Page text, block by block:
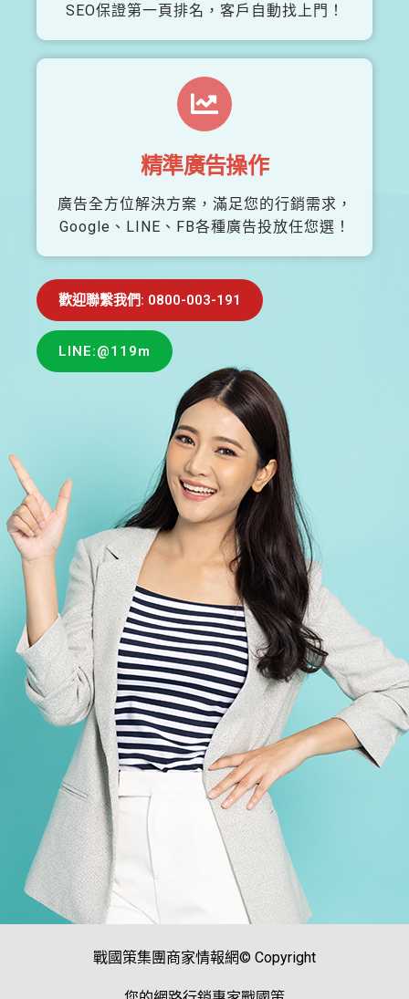
SEO保證第一頁排名，客戶自動找上門！
精準廣告操作
廣告全方位解決方案，滿足您的行銷需求，
Google、LINE、FB各種廣告投放任您選！
歡迎聯繫我們: 0800-003-191
LINE:@119m
戰國策集團商家情報網© Copyright